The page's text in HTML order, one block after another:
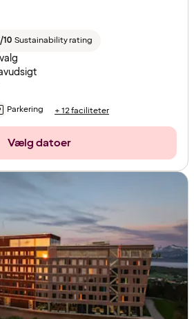
10 Sustainability rating
Parkering + 12 faciliteter
Vælg datoer